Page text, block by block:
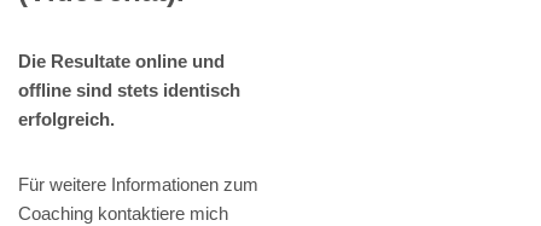
Die Resultate online und
offline sind stets identisch
erfolgreich.
Für weitere Informationen zum
Coaching kontaktiere mich